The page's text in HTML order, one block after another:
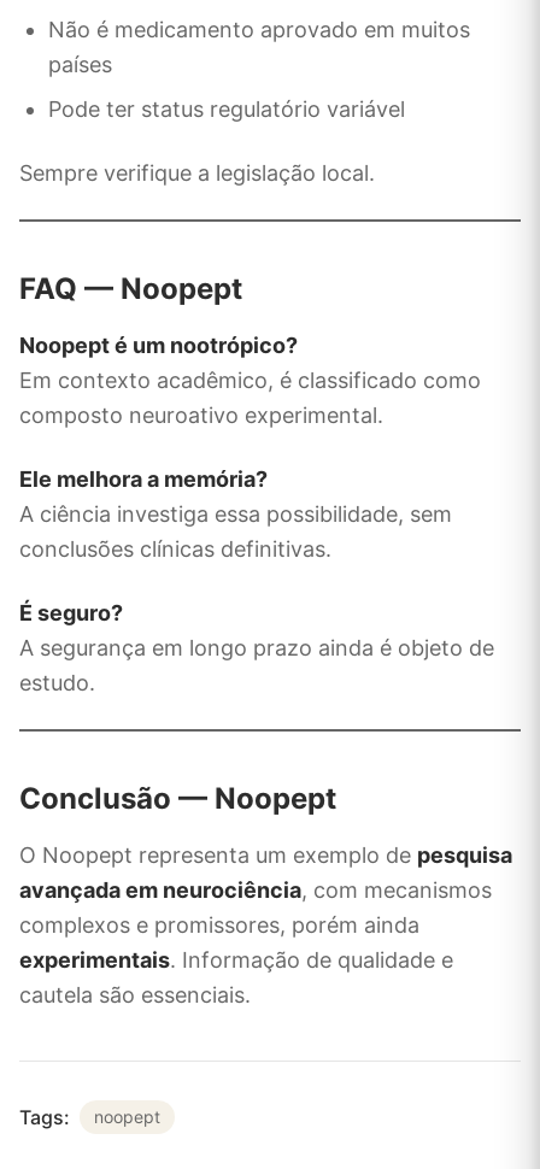
Não é medicamento aprovado em muitos
países
Pode ter status regulatório variável
Sempre verifique a legislação local.
FAQ — Noopept
Noopept é um nootrópico?
Em contexto acadêmico, é classificado como
composto neuroativo experimental.
Ele melhora a memória?
A ciência investiga essa possibilidade, sem
conclusões clínicas definitivas.
É seguro?
A segurança em longo prazo ainda é objeto de
estudo.
Conclusão — Noopept
O Noopept representa um exemplo de pesquisa
avançada em neurociência, com mecanismos
complexos e promissores, porém ainda
experimentais. Informação de qualidade e
cautela são essenciais.
Tags: noopept